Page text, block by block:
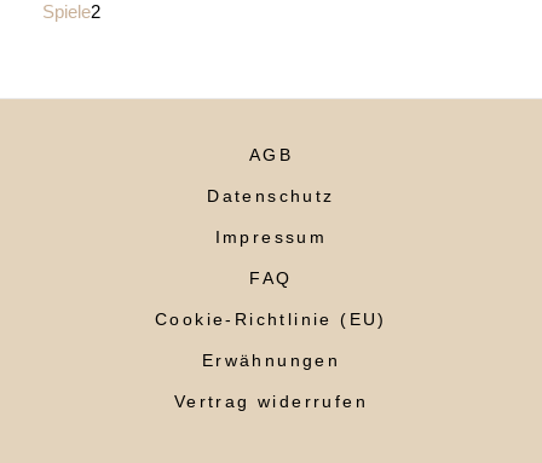
Spiele2
AGB
Datenschutz
Impressum
FAQ
Cookie-Richtlinie (EU)
Erwähnungen
Vertrag widerrufen